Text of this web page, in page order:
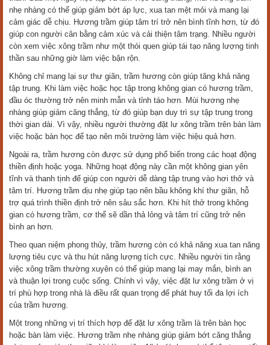
nhẹ nhàng có thể giúp giảm bớt áp lực, xua tan mệt mỏi và mang lại
cảm giác dễ chịu. Hương trầm giúp tâm trí trở nên bình tĩnh hơn, từ đó
giúp con người cân bằng cảm xúc và cải thiện tâm trạng. Nhiều người
còn xem việc xông trầm như một thói quen giúp tái tạo năng lượng tinh
thần sau những giờ làm việc bận rộn.
Không chỉ mang lại sự thư giãn, trầm hương còn giúp tăng khả năng
tập trung. Khi làm việc hoặc học tập trong không gian có hương trầm,
đầu óc thường trở nên minh mẫn và tỉnh táo hơn. Mùi hương nhẹ
nhàng giúp giảm căng thẳng, từ đó giúp bạn duy trì sự tập trung trong
thời gian dài. Vì vậy, nhiều người thường đặt lư xông trầm trên bàn làm
việc hoặc bàn học để tạo nên môi trường làm việc hiệu quả hơn.
Ngoài ra, trầm hương còn được sử dụng phổ biến trong các hoạt động
thiền định hoặc yoga. Những hoạt động này cần một không gian yên
tĩnh và thanh tịnh để giúp con người dễ dàng tập trung vào hơi thở và
tâm trí. Hương trầm dịu nhẹ giúp tạo nên bầu không khí thư giãn, hỗ
trợ quá trình thiền định trở nên sâu sắc hơn. Khi hít thở trong không
gian có hương trầm, cơ thể sẽ dần thả lỏng và tâm trí cũng trở nên
bình an hơn.
Theo quan niệm phong thủy, trầm hương còn có khả năng xua tan năng
lượng tiêu cực và thu hút năng lượng tích cực. Nhiều người tin rằng
việc xông trầm thường xuyên có thể giúp mang lại may mắn, bình an
và thuận lợi trong cuộc sống. Chính vì vậy, việc đặt lư xông trầm ở vị
trí phù hợp trong nhà là điều rất quan trọng để phát huy tối đa lợi ích
của trầm hương.
Một trong những vị trí thích hợp để đặt lư xông trầm là trên bàn học
hoặc bàn làm việc. Hương trầm nhẹ nhàng giúp giảm bớt căng thẳng